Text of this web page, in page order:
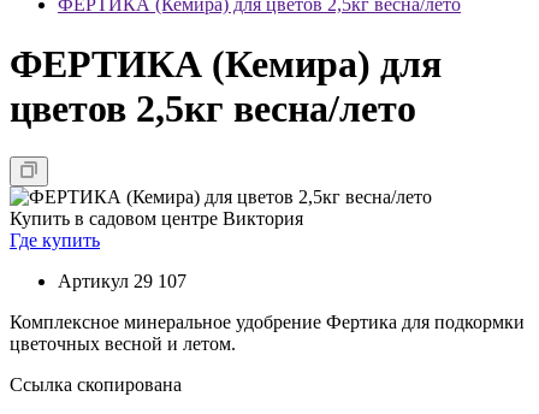
ФЕРТИКА (Кемира) для цветов 2,5кг весна/лето
ФЕРТИКА (Кемира) для
цветов 2,5кг весна/лето
Купить в садовом центре Виктория
Где купить
Артикул 29 107
Комплексное минеральное удобрение Фертика для подкормки
цветочных весной и летом.
Ссылка скопирована